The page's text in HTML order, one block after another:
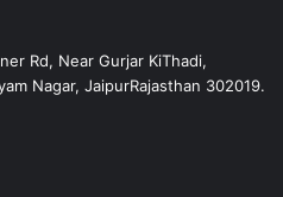
Rd, Near Gurjar KiThadi,
Nagar, JaipurRajasthan 302019.